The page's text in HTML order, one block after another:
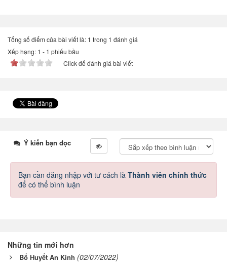
Tổng số điểm của bài viết là: 1 trong 1 đánh giá
Xếp hạng: 1 - 1 phiếu bầu
Click để đánh giá bài viết
Ý kiến bạn đọc
Bạn cần đăng nhập với tư cách là Thành viên chính thức
để có thể bình luận
Những tin mới hơn
Bổ Huyết An Kinh (02/07/2022)